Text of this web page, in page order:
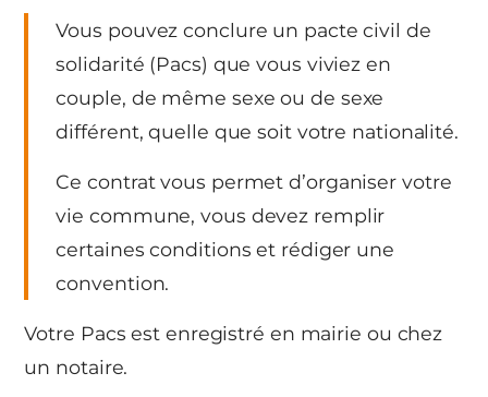
Vous pouvez conclure un pacte civil de
solidarité (Pacs) que vous viviez en
couple, de même sexe ou de sexe
différent, quelle que soit votre nationalité.
Ce contrat vous permet d’organiser votre
vie commune, vous devez remplir
certaines conditions et rédiger une
convention.
Votre Pacs est enregistré en mairie ou chez
un notaire.